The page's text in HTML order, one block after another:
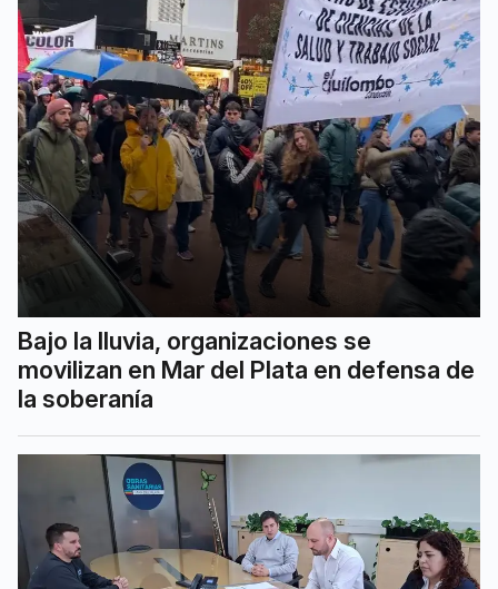
Bajo la lluvia, organizaciones se
movilizan en Mar del Plata en defensa de
la soberanía